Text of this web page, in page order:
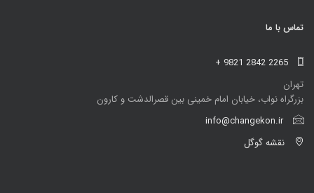
تماس با ما
+ 9821 2842 2265
تهران
بزرگراه نواب، خیابان امام خمینی بین قصرالدشت و کارون
info@changekon.ir